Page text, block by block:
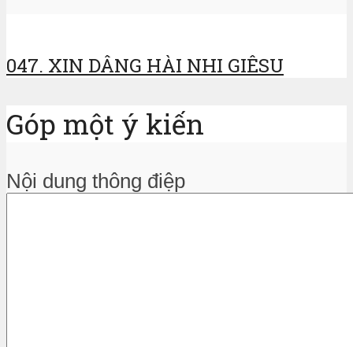
047. XIN DÂNG HÀI NHI GIÊSU
Góp một ý kiến
Nội dung thông điệp